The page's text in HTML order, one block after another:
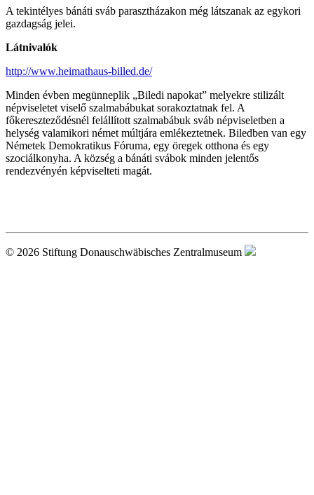
A tekintélyes bánáti sváb parasztházakon még látszanak az egykori
gazdagság jelei.
Látnivalók
http://www.heimathaus-billed.de/
Minden évben megünneplik „Biledi napokat” melyekre stilizált
népviseletet viselő szalmabábukat sorakoztatnak fel. A
főkereszteződésnél felállított szalmabábuk sváb népviseletben a
helység valamikori német múltjára emlékeztetnek. Biledben van egy
Németek Demokratikus Fóruma, egy öregek otthona és egy
szociálkonyha. A község a bánáti svábok minden jelentős
rendezvényén képviselteti magát.
© 2026 Stiftung Donauschwäbisches Zentralmuseum